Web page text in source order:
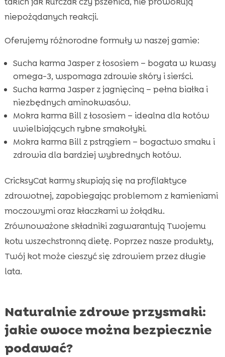
niepożądanych reakcji.
Oferujemy różnorodne formuły w naszej gamie:
Sucha karma Jasper z łososiem – bogata w kwasy
omega-3, wspomaga zdrowie skóry i sierści.
Sucha karma Jasper z jagnięciną – pełna białka i
niezbędnych aminokwasów.
Mokra karma Bill z łososiem – idealna dla kotów
uwielbiających rybne smakołyki.
Mokra karma Bill z pstrągiem – bogactwo smaku i
zdrowia dla bardziej wybrednych kotów.
CricksyCat karmy skupiają się na profilaktyce
zdrowotnej, zapobiegając problemom z kamieniami
moczowymi oraz kłaczkami w żołądku.
Zrównoważone składniki zagwarantują Twojemu
kotu wszechstronną dietę. Poprzez nasze produkty,
Twój kot może cieszyć się zdrowiem przez długie
lata.
Naturalnie zdrowe przysmaki:
jakie owoce można bezpiecznie
podawać?